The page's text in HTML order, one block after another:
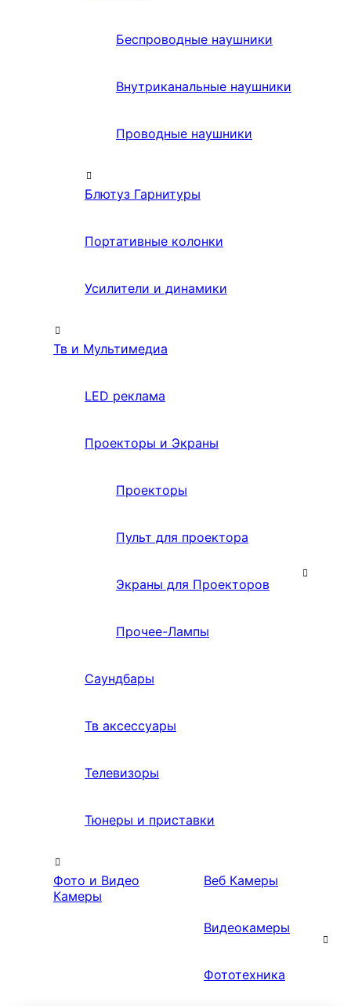
Беспроводные наушники
Внутриканальные наушники
Проводные наушники
Блютуз Гарнитуры
Портативные колонки
Усилители и динамики
Тв и Мультимедиа
LED реклама
Проекторы и Экраны
Проекторы
Пульт для проектора
Экраны для Проекторов
Прочее-Лампы
Саундбары
Тв аксессуары
Телевизоры
Тюнеры и приставки
Фото и Видео
Камеры
Веб Камеры
Видеокамеры
Фототехника